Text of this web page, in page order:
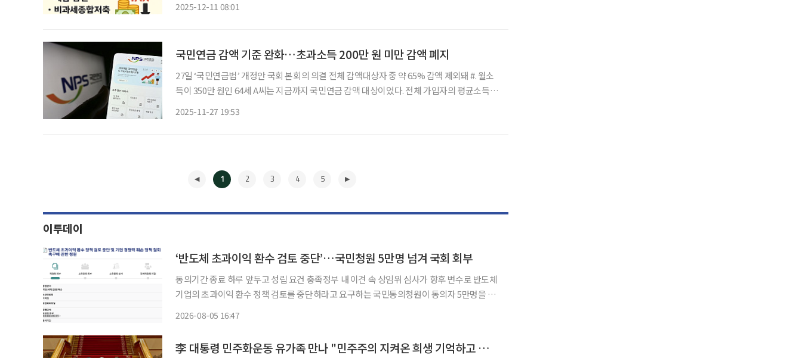
2025-12-11 08:01
국민연금 감액 기준 완화…초과소득 200만 원 미만 감액 폐지
27일 ‘국민연금법’ 개정안 국회 본회의 의결 전체 감액대상자 중 약 65% 감액 제외돼 #. 월소
득이 350만 원인 64세 A씨는 지금까지 국민연금 감액 대상이었다. 전체 가입자의 평균소득인
2025-11-27 19:53
1 2 3 4 5
이투데이
‘반도체 초과이익 환수 검토 중단’…국민청원 5만명 넘겨 국회 회부
동의기간 종료 하루 앞두고 성립 요건 충족정부 내 이견 속 상임위 심사가 향후 변수로 반도체
기업의 초과이익 환수 정책 검토를 중단하라고 요구하는 국민동의청원이 동의자 5만명을 넘
2026-08-05 16:47
李 대통령 민주화운동 유가족 만나 "민주주의 지켜온 희생 기억하고 예우"